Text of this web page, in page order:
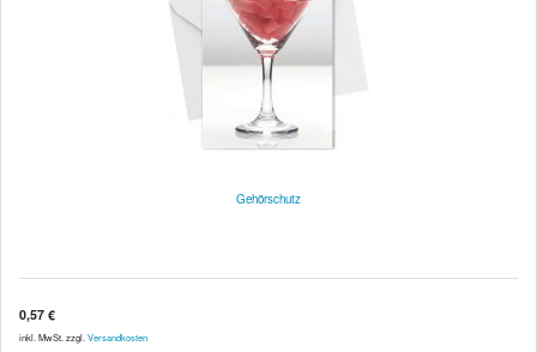
Gehörschutz
0,57 €
inkl. MwSt. zzgl. Versandkosten